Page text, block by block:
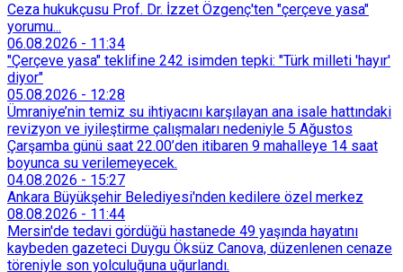
Ceza hukukçusu Prof. Dr. İzzet Özgenç'ten "çerçeve yasa"
yorumu...
06.08.2026 - 11:34
"Çerçeve yasa" teklifine 242 isimden tepki: "Türk milleti 'hayır'
diyor"
05.08.2026 - 12:28
Ümraniye’nin temiz su ihtiyacını karşılayan ana isale hattındaki
revizyon ve iyileştirme çalışmaları nedeniyle 5 Ağustos
Çarşamba günü saat 22.00’den itibaren 9 mahalleye 14 saat
boyunca su verilemeyecek.
04.08.2026 - 15:27
Ankara Büyükşehir Belediyesi'nden kedilere özel merkez
08.08.2026 - 11:44
Mersin'de tedavi gördüğü hastanede 49 yaşında hayatını
kaybeden gazeteci Duygu Öksüz Canova, düzenlenen cenaze
töreniyle son yolculuğuna uğurlandı.